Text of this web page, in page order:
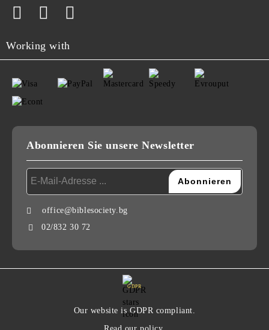
Working with
Abonnieren Sie unsere Newsletter
office@biblesociety.bg
02/832 30 72
GDPR
Our website is GDPR compliant.